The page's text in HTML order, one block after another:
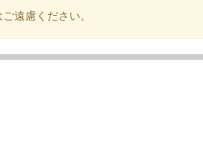
遠慮ください。